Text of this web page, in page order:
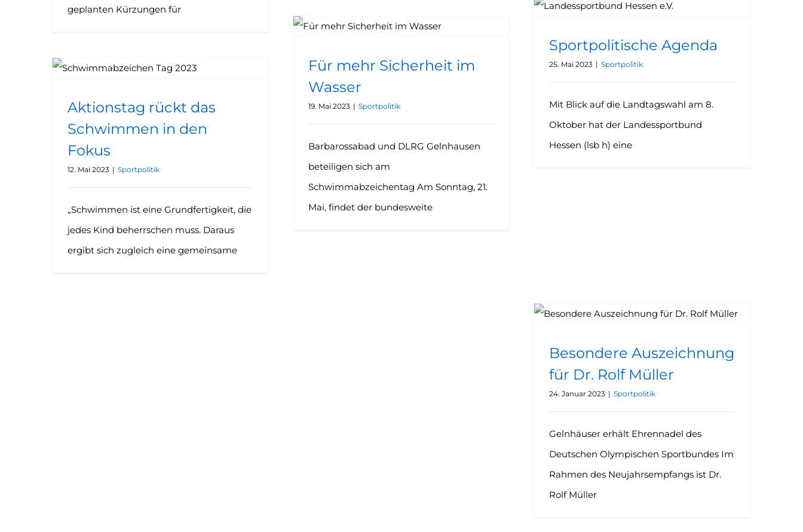
geplanten Kürzungen für
Sportpolitische Agenda
25. Mai 2023 | Sportpolitik
Mit Blick auf die Landtagswahl am 8.
Oktober hat der Landessportbund
Hessen (lsb h) eine
Für mehr Sicherheit im
Wasser
19. Mai 2023 | Sportpolitik
Barbarossabad und DLRG Gelnhausen
beteiligen sich am
Schwimmabzeichentag Am Sonntag, 21.
Mai, findet der bundesweite
Aktionstag rückt das
Schwimmen in den
Fokus
12. Mai 2023 | Sportpolitik
„Schwimmen ist eine Grundfertigkeit, die
jedes Kind beherrschen muss. Daraus
ergibt sich zugleich eine gemeinsame
Besondere Auszeichnung
für Dr. Rolf Müller
24. Januar 2023 | Sportpolitik
Gelnhäuser erhält Ehrennadel des
Deutschen Olympischen Sportbundes Im
Rahmen des Neujahrsempfangs ist Dr.
Rolf Müller